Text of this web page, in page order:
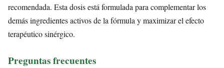
recomendada. Esta dosis está formulada para complementar los
demás ingredientes activos de la fórmula y maximizar el efecto
terapéutico sinérgico.
Preguntas frecuentes